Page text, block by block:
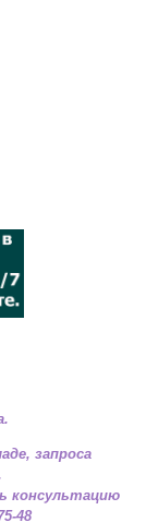
запроса
консультацию
48